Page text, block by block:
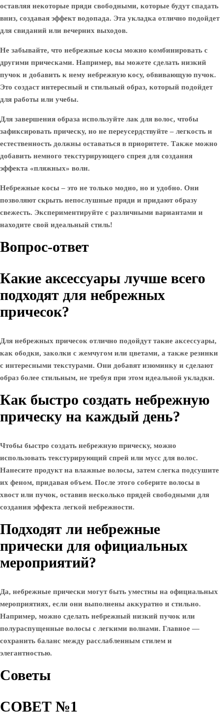
оставляя некоторые пряди свободными, которые будут спадать
вниз, создавая эффект водопада. Эта укладка отлично подойдет
для свиданий или вечерних выходов.
Не забывайте, что небрежные косы можно комбинировать с
другими прическами. Например, вы можете сделать низкий
пучок и добавить к нему небрежную косу, обвивающую пучок.
Это создаст интересный и стильный образ, который подойдет
для работы или учебы.
Для завершения образа используйте лак для волос, чтобы
зафиксировать прическу, но не переусердствуйте – легкость и
естественность должны оставаться в приоритете. Также можно
добавить немного текстурирующего спрея для создания
эффекта «пляжных» волн.
Небрежные косы – это не только модно, но и удобно. Они
позволяют скрыть непослушные пряди и придают образу
свежесть. Экспериментируйте с различными вариантами и
находите свой идеальный стиль!
Вопрос-ответ
Какие аксессуары лучше всего
подходят для небрежных
причесок?
Для небрежных причесок отлично подойдут такие аксессуары,
как ободки, заколки с жемчугом или цветами, а также резинки
с интересными текстурами. Они добавят изюминку и сделают
образ более стильным, не требуя при этом идеальной укладки.
Как быстро создать небрежную
прическу на каждый день?
Чтобы быстро создать небрежную прическу, можно
использовать текстурирующий спрей или мусс для волос.
Нанесите продукт на влажные волосы, затем слегка подсушите
их феном, придавая объем. После этого соберите волосы в
хвост или пучок, оставив несколько прядей свободными для
создания эффекта легкой небрежности.
Подходят ли небрежные
прически для официальных
мероприятий?
Да, небрежные прически могут быть уместны на официальных
мероприятиях, если они выполнены аккуратно и стильно.
Например, можно сделать небрежный низкий пучок или
полураспущенные волосы с легкими волнами. Главное —
сохранить баланс между расслабленным стилем и
элегантностью.
Советы
СОВЕТ №1